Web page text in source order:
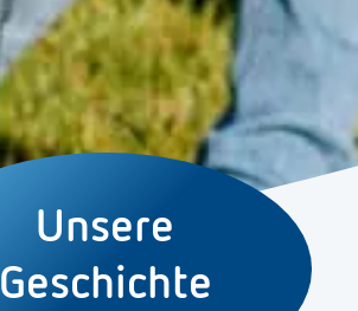
Unsere
Geschichte